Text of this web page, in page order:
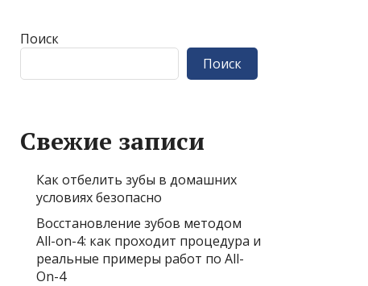
Поиск
Поиск
Свежие записи
Как отбелить зубы в домашних
условиях безопасно
Восстановление зубов методом
All-on-4: как проходит процедура и
реальные примеры работ по All-
On-4